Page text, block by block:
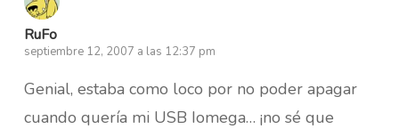
RuFo
septiembre 12, 2007 a las 12:37 pm
Genial, estaba como loco por no poder apagar
cuando quería mi USB Iomega… ¡no sé que